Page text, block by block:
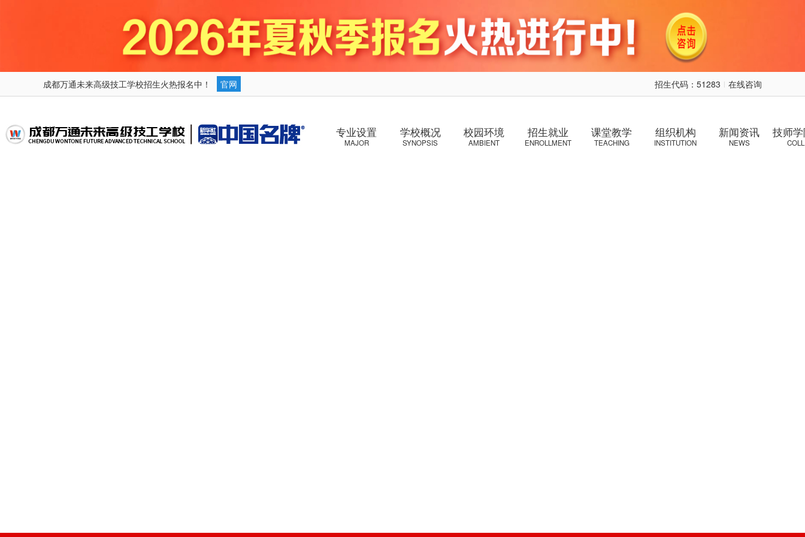
成都万通未来高级技工学校招生火热报名中！ 官网 招生代码：51283 | 在线咨询
专业设置
MAJOR
学校概况
SYNOPSIS
校园环境
AMBIENT
招生就业
ENROLLMENT
课堂教学
TEACHING
组织机构
INSTITUTION
新闻资讯
NEWS
技师